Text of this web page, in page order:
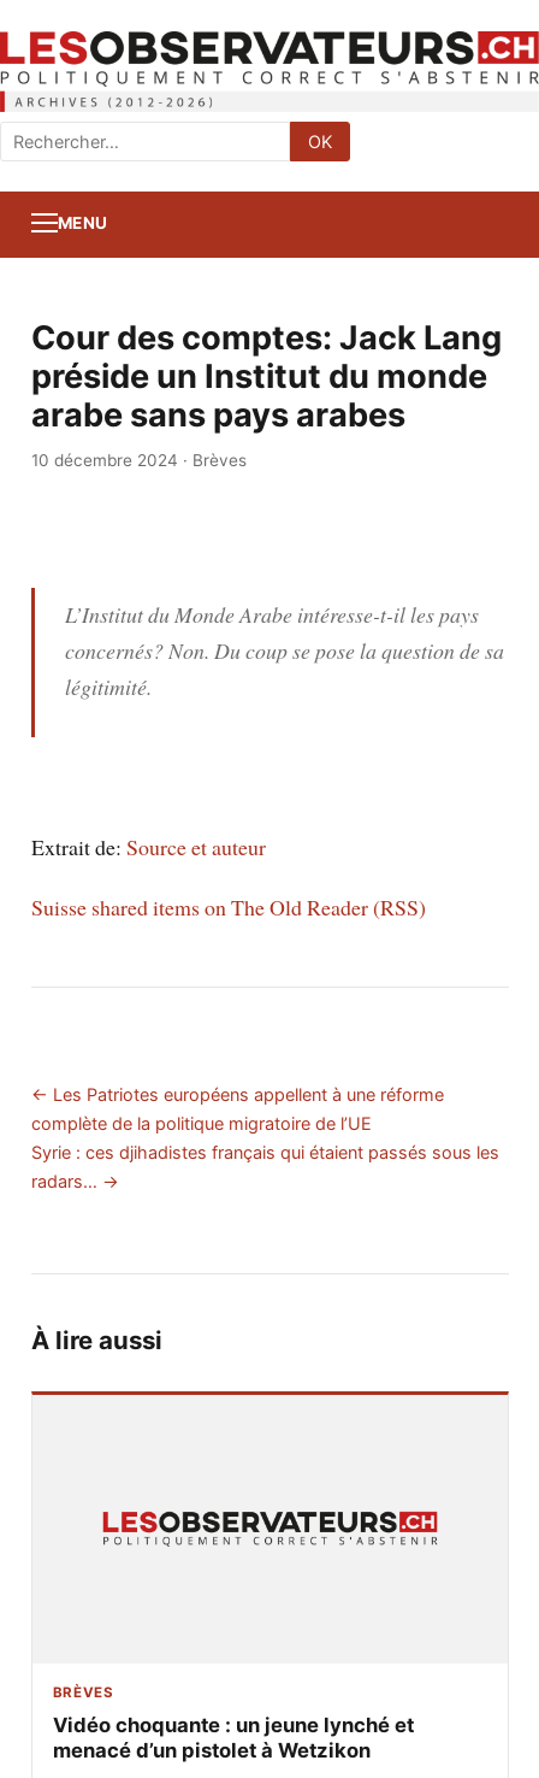
Rechercher
:
OK
MENU
Cour des comptes: Jack Lang
préside un Institut du monde
arabe sans pays arabes
10 décembre 2024 · Brèves
L’Institut du Monde Arabe intéresse-t-il les pays
concernés? Non. Du coup se pose la question de sa
légitimité.
Extrait de: Source et auteur
Suisse shared items on The Old Reader (RSS)
← Les Patriotes européens appellent à une réforme
complète de la politique migratoire de l’UE
Syrie : ces djihadistes français qui étaient passés sous les
radars… →
À lire aussi
BRÈVES
Vidéo choquante : un jeune lynché et
menacé d’un pistolet à Wetzikon